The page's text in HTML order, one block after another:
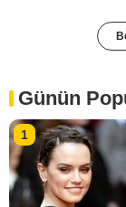
Günün
1